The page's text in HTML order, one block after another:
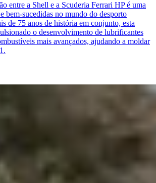
entre a Shell e a Scuderia Ferrari HP é uma
bem-sucedidas no mundo do desporto
de 75 anos de história em conjunto, esta
o desenvolvimento de lubrificantes
mais avançados, ajudando a moldar